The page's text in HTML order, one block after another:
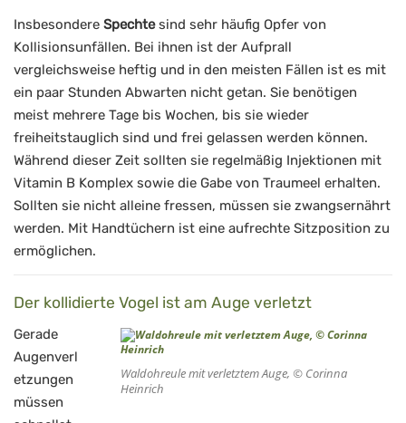
Insbesondere Spechtesind sehr häufig Opfer von
Kollisionsunfällen. Bei ihnen ist der Aufprall
vergleichsweise heftig und in den meisten Fällen ist es mit
ein paar Stunden Abwarten nicht getan. Sie benötigen
meist mehrere Tage bis Wochen, bis sie wieder
freiheitstauglich sind und frei gelassen werden können.
Während dieser Zeit sollten sie regelmäßig Injektionen mit
Vitamin B Komplex sowie die Gabe von Traumeel erhalten.
Sollten sie nicht alleine fressen, müssen sie zwangsernährt
werden. Mit Handtüchern ist eine aufrechte Sitzposition zu
ermöglichen.
Der kollidierte Vogel ist am Auge verletzt
Waldohreule mit verletztem Auge, © Corinna
Heinrich
Gerade
Augenverl
etzungen
müssen